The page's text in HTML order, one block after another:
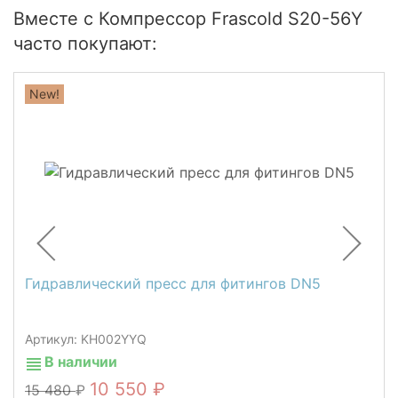
Вместе с Компрессор Frascold S20-56Y
часто покупают:
Гидравлический пресс для фитингов DN5
Артикул: KH002YYQ
В наличии
15 480
10 550
New!